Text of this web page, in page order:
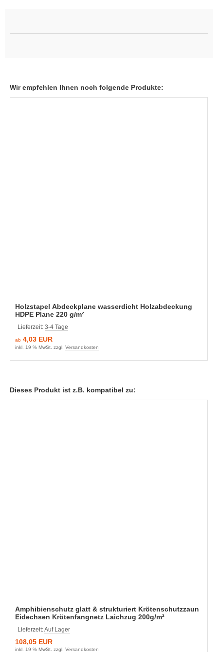
Wir empfehlen Ihnen noch folgende Produkte:
Holzstapel Abdeckplane wasserdicht Holzabdeckung
HDPE Plane 220 g/m²
Lieferzeit: 3-4 Tage
ab 4,03 EUR
inkl. 19 % MwSt. zzgl. Versandkosten
Dieses Produkt ist z.B. kompatibel zu:
Amphibienschutz glatt & strukturiert Krötenschutzzaun
Eidechsen Krötenfangnetz Laichzug 200g/m²
Lieferzeit:Auf Lager
108,05 EUR
inkl. 19 % MwSt. zzgl. Versandkosten